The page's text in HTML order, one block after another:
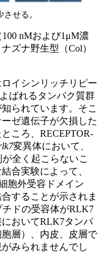
せる。
nMおよび1μM濃
ズナ野生型（Col）
イシンリッチリピー
ばれるタンパク質群
られています。そこ
ゼ遺伝子が欠損した
ころ、RECEPTOR-
変異体において、
全く起こらないこ
合実験によって、
胞外受容ドメイン
することが示されま
チドの受容体がRLK7
おいてRLK7タンパ
層）、内皮、皮層で
みられませんでし